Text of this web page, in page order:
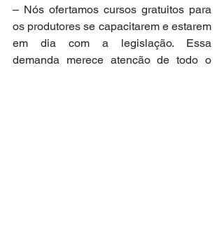
– Nós ofertamos cursos gratuitos para
os produtores se capacitarem e estarem
em dia com a legislação. Essa
demanda merece atenção de todo o